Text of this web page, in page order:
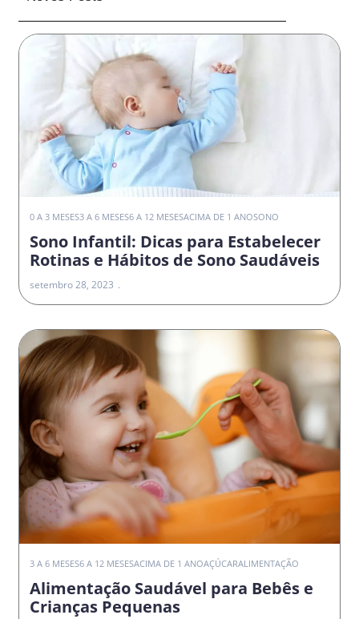
0 A 3 MESES3 A 6 MESES6 A 12 MESESACIMA DE 1 ANOSONO
Sono Infantil: Dicas para Estabelecer
Rotinas e Hábitos de Sono Saudáveis
setembro 28, 2023
3 A 6 MESES6 A 12 MESESACIMA DE 1 ANOAÇÚCARALIMENTAÇÃO
Alimentação Saudável para Bebês e
Crianças Pequenas